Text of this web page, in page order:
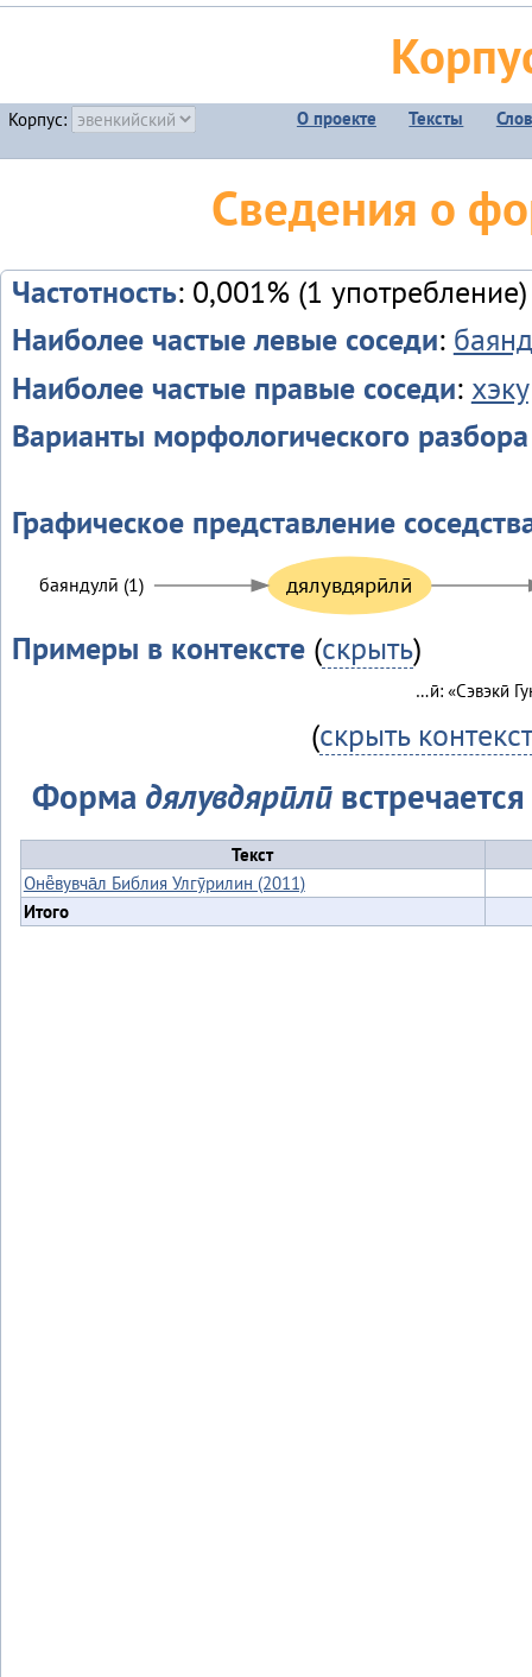
Корпус: О проекте Тексты
Сведения о
Частотность: 0,001% (1 употребление)
Наиболее частые левые соседи:
Наиболее частые правые соседи: хэку
Варианты морфологического разбора
Графическое представление
дялувдярӣлӣ
баяндулӣ (1)
Примеры в контексте(скрыть)
…ӣ: «Сэвэкӣ
(скрыть контекст
Форма дялувдярӣлӣ
Текст
Онё̄вувча̄л Библия Улгӯрилин (2011)
Итого